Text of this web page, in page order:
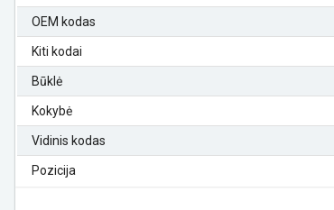
OEM kodas
Kiti kodai
Būklė
Kokybė
Vidinis kodas
Pozicija